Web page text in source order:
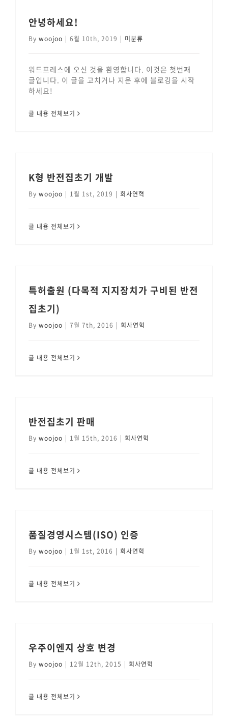
안녕하세요!
By woojoo | 6월 10th, 2019 | 미분류
워드프레스에 오신 것을 환영합니다. 이것은 첫번째
글입니다. 이 글을 고치거나 지운 후에 블로깅을 시작
하세요!
글 내용 전체보기
K형 반전집초기 개발
By woojoo | 1월 1st, 2019 | 회사연혁
글 내용 전체보기
특허출원 (다목적 지지장치가 구비된 반전
집초기)
By woojoo | 7월 7th, 2016 | 회사연혁
글 내용 전체보기
반전집초기 판매
By woojoo | 1월 15th, 2016 | 회사연혁
글 내용 전체보기
품질경영시스템(ISO) 인증
By woojoo | 1월 1st, 2016 | 회사연혁
글 내용 전체보기
우주이엔지 상호 변경
By woojoo | 12월 12th, 2015 | 회사연혁
글 내용 전체보기